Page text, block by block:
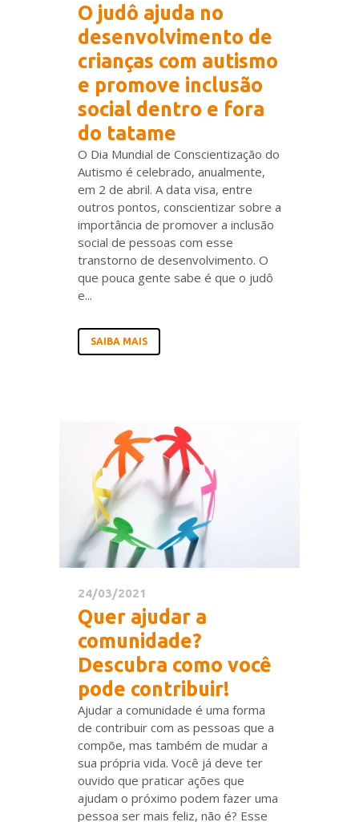
O judô ajuda no
desenvolvimento de
crianças com autismo
e promove inclusão
social dentro e fora
do tatame
O Dia Mundial de Conscientização do
Autismo é celebrado, anualmente,
em 2 de abril. A data visa, entre
outros pontos, conscientizar sobre a
importância de promover a inclusão
social de pessoas com esse
transtorno de desenvolvimento. O
que pouca gente sabe é que o judô
e...
SAIBA MAIS
24/03/2021
Quer ajudar a
comunidade?
Descubra como você
pode contribuir!
Ajudar a comunidade é uma forma
de contribuir com as pessoas que a
compõe, mas também de mudar a
sua própria vida. Você já deve ter
ouvido que praticar ações que
ajudam o próximo podem fazer uma
pessoa ser mais feliz, não é? Esse